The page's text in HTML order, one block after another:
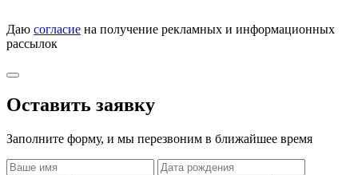
Даю согласие на получение рекламных и информационных
рассылок
Оставить заявку
Заполните форму, и мы перезвоним в ближайшее время